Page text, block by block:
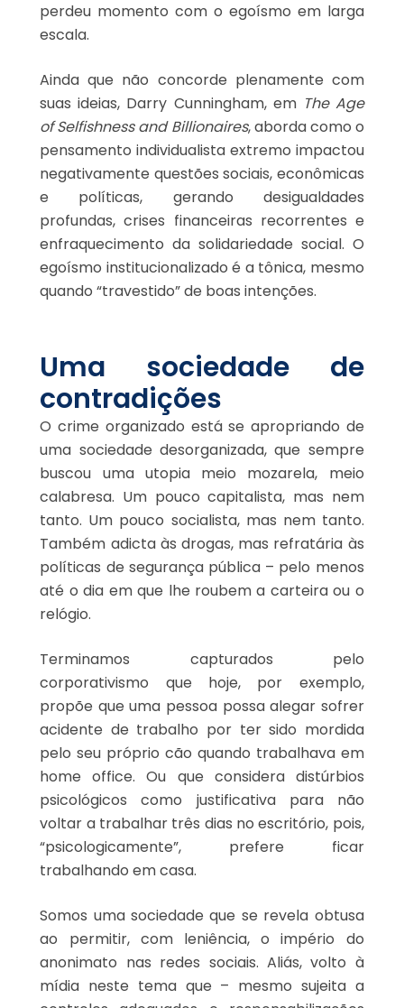
perdeu momento com o egoísmo em larga
escala.
Ainda que não concorde plenamente com
suas ideias, Darry Cunningham, em The Age
of Selfishness and Billionaires, aborda como o
pensamento individualista extremo impactou
negativamente questões sociais, econômicas
e políticas, gerando desigualdades
profundas, crises financeiras recorrentes e
enfraquecimento da solidariedade social. O
egoísmo institucionalizado é a tônica, mesmo
quando “travestido” de boas intenções.
Uma sociedade de
contradições
O crime organizado está se apropriando de
uma sociedade desorganizada, que sempre
buscou uma utopia meio mozarela, meio
calabresa. Um pouco capitalista, mas nem
tanto. Um pouco socialista, mas nem tanto.
Também adicta às drogas, mas refratária às
políticas de segurança pública – pelo menos
até o dia em que lhe roubem a carteira ou o
relógio.
Terminamos capturados pelo
corporativismo que hoje, por exemplo,
propõe que uma pessoa possa alegar sofrer
acidente de trabalho por ter sido mordida
pelo seu próprio cão quando trabalhava em
home office. Ou que considera distúrbios
psicológicos como justificativa para não
voltar a trabalhar três dias no escritório, pois,
“psicologicamente”, prefere ficar
trabalhando em casa.
Somos uma sociedade que se revela obtusa
ao permitir, com leniência, o império do
anonimato nas redes sociais. Aliás, volto à
mídia neste tema que – mesmo sujeita a